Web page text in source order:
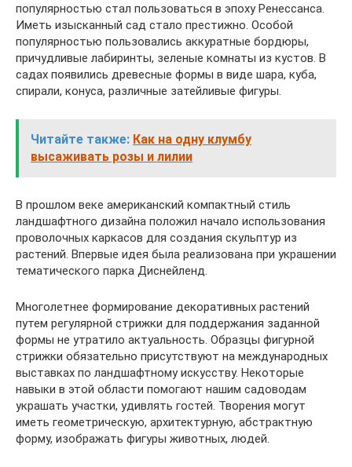
популярностью стал пользоваться в эпоху Ренессанса.
Иметь изысканный сад стало престижно. Особой
популярностью пользовались аккуратные бордюры,
причудливые лабиринты, зеленые комнаты из кустов. В
садах появились древесные формы в виде шара, куба,
спирали, конуса, различные затейливые фигуры.
Читайте также: Как на одну клумбу
высаживать розы и лилии
В прошлом веке американский компактный стиль
ландшафтного дизайна положил начало использования
проволочных каркасов для создания скульптур из
растений. Впервые идея была реализована при украшении
тематического парка Диснейленд.
Многолетнее формирование декоративных растений
путем регулярной стрижки для поддержания заданной
формы не утратило актуальность. Образцы фигурной
стрижки обязательно присутствуют на международных
выставках по ландшафтному искусству. Некоторые
навыки в этой области помогают нашим садоводам
украшать участки, удивлять гостей. Творения могут
иметь геометрическую, архитектурную, абстрактную
форму, изображать фигуры животных, людей.